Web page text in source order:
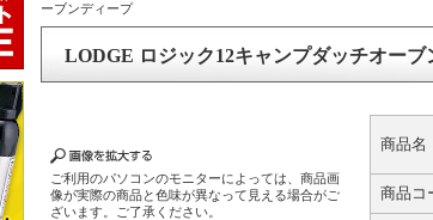
ーブンディープ
LODGE ロジック12キャンプダッチオーブ
ご利用のパソコンのモニターによっては、商品画
像が実際の商品と色味が異なって見える場合がご
ざいます。ご了承ください。
商品名
商品コ